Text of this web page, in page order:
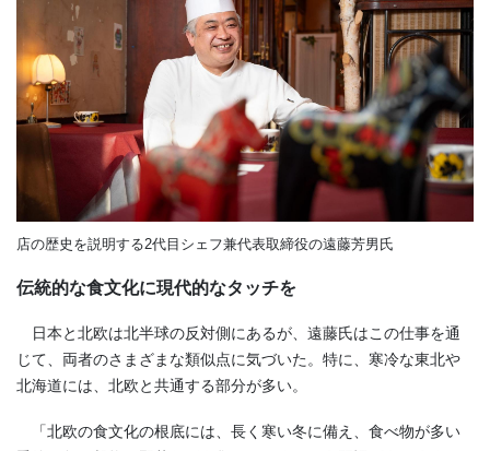
店の歴史を説明する2代目シェフ兼代表取締役の遠藤芳男氏
伝統的な食文化に現代的なタッチを
日本と北欧は北半球の反対側にあるが、遠藤氏はこの仕事を通
じて、両者のさまざまな類似点に気づいた。特に、寒冷な東北や
北海道には、北欧と共通する部分が多い。
「北欧の食文化の根底には、長く寒い冬に備え、食べ物が多い